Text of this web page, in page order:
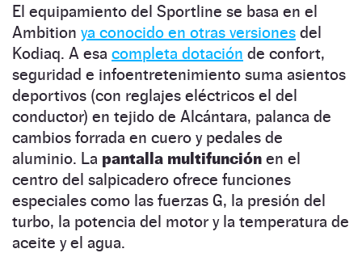
El equipamiento del Sportline se basa en el
Ambition ya conocido en otras versiones del
Kodiaq. A esa completa dotación de confort,
seguridad e infoentretenimiento suma asientos
deportivos (con reglajes eléctricos el del
conductor) en tejido de Alcántara, palanca de
cambios forrada en cuero y pedales de
aluminio. La pantalla multifunción en el
centro del salpicadero ofrece funciones
especiales como las fuerzas G, la presión del
turbo, la potencia del motor y la temperatura de
aceite y el agua.